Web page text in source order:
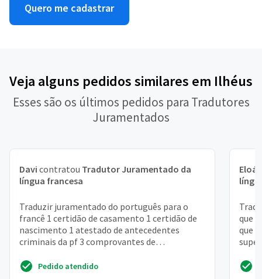
Quero me cadastrar
Veja alguns pedidos similares em Ilhéus
Esses são os últimos pedidos para Tradutores
Juramentados
Davi contratou Tradutor Juramentado da
língua francesa
Traduzir juramentado do português para o
francê 1 certidão de casamento 1 certidão de
nascimento 1 atestado de antecedentes
criminais da pf 3 comprovantes de
Pedido atendido
Eloá
que
que